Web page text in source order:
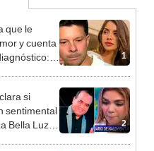
1
que le
y cuenta
2
si
sentimental
Bella Luz